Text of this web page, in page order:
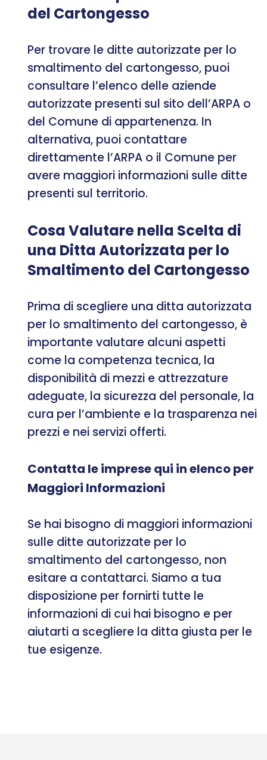
del Cartongesso
Per trovare le ditte autorizzate per lo
smaltimento del cartongesso, puoi
consultare l’elenco delle aziende
autorizzate presenti sul sito dell’ARPA o
del Comune di appartenenza. In
alternativa, puoi contattare
direttamente l’ARPA o il Comune per
avere maggiori informazioni sulle ditte
presenti sul territorio.
Cosa Valutare nella Scelta di
una Ditta Autorizzata per lo
Smaltimento del Cartongesso
Prima di scegliere una ditta autorizzata
per lo smaltimento del cartongesso, è
importante valutare alcuni aspetti
come la competenza tecnica, la
disponibilità di mezzi e attrezzature
adeguate, la sicurezza del personale, la
cura per l’ambiente e la trasparenza nei
prezzi e nei servizi offerti.
Contatta le imprese qui in elenco per
Maggiori Informazioni
Se hai bisogno di maggiori informazioni
sulle ditte autorizzate per lo
smaltimento del cartongesso, non
esitare a contattarci. Siamo a tua
disposizione per fornirti tutte le
informazioni di cui hai bisogno e per
aiutarti a scegliere la ditta giusta per le
tue esigenze.